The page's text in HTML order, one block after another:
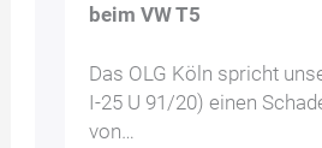
beim VW T5
Das OLG Köln spricht
I-25 U 91/20) einen
von…